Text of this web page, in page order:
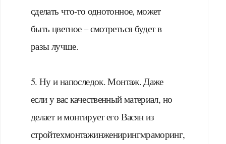
сделать что-то однотонное, может
быть цветное – смотреться будет в
разы лучше.
5. Ну и напоследок. Монтаж. Даже
если у вас качественный материал, но
делает и монтирует его Васян из
стройтехмонтажинженирингмраморинг,